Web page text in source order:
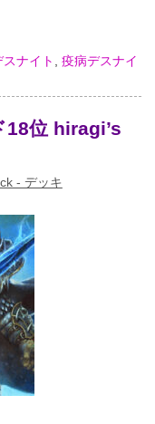
スナイト ,疫病デスナイ
位 hiragi’s
- デッキ